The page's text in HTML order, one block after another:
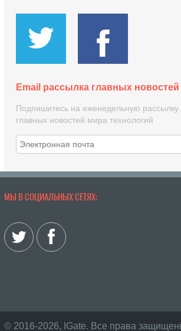
Email рассылка главных новостей
Подпишитесь на еженедельную рассылку
главных новостей мира технологий
МЫ В СОЦИАЛЬНЫХ СЕТЯХ:
© 2016-2026, IGate. Все права